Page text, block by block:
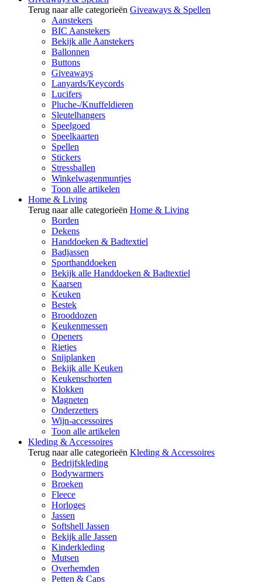
Terug naar alle categorieën Giveaways & Spellen
Aanstekers
BIC Aanstekers
Bekijk alle Aanstekers
Ballonnen
Buttons
Giveaways
Lanyards/Keycords
Lucifers
Pluche-/Knuffeldieren
Sleutelhangers
Speelgoed
Speelkaarten
Spellen
Stickers
Stressballen
Winkelwagenmuntjes
Toon alle artikelen
Home & Living
Terug naar alle categorieën Home & Living
Borden
Dekens
Handdoeken & Badtextiel
Badjassen
Sporthanddoeken
Bekijk alle Handdoeken & Badtextiel
Kaarsen
Keuken
Bestek
Brooddozen
Keukenmessen
Openers
Rietjes
Snijplanken
Bekijk alle Keuken
Keukenschorten
Klokken
Magneten
Onderzetters
Wijn-accessoires
Toon alle artikelen
Kleding & Accessoires
Terug naar alle categorieën Kleding & Accessoires
Bedrijfskleding
Bodywarmers
Broeken
Fleece
Horloges
Jassen
Softshell Jassen
Bekijk alle Jassen
Kinderkleding
Mutsen
Overhemden
Petten & Caps